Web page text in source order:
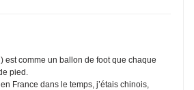
est comme un ballon de foot que chaque
pied.
France dans le temps, j’étais chinois,